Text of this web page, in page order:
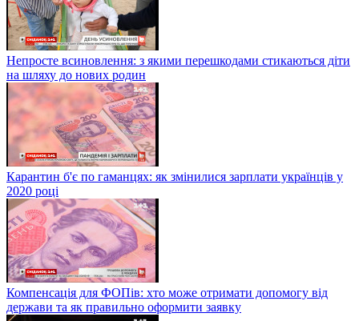
Непросте всиновлення: з якими перешкодами стикаються діти
на шляху до нових родин
Карантин б'є по гаманцях: як змінилися зарплати українців у
2020 році
Компенсація для ФОПів: хто може отримати допомогу від
держави та як правильно оформити заявку